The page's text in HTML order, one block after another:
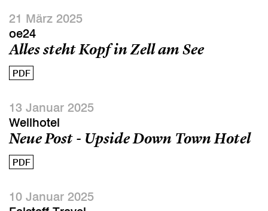
21 März 2025
oe24
Alles steht Kopf in Zell am See
PDF
13 Januar 2025
Wellhotel
Neue Post - Upside Down Town Hotel
PDF
10 Januar 2025